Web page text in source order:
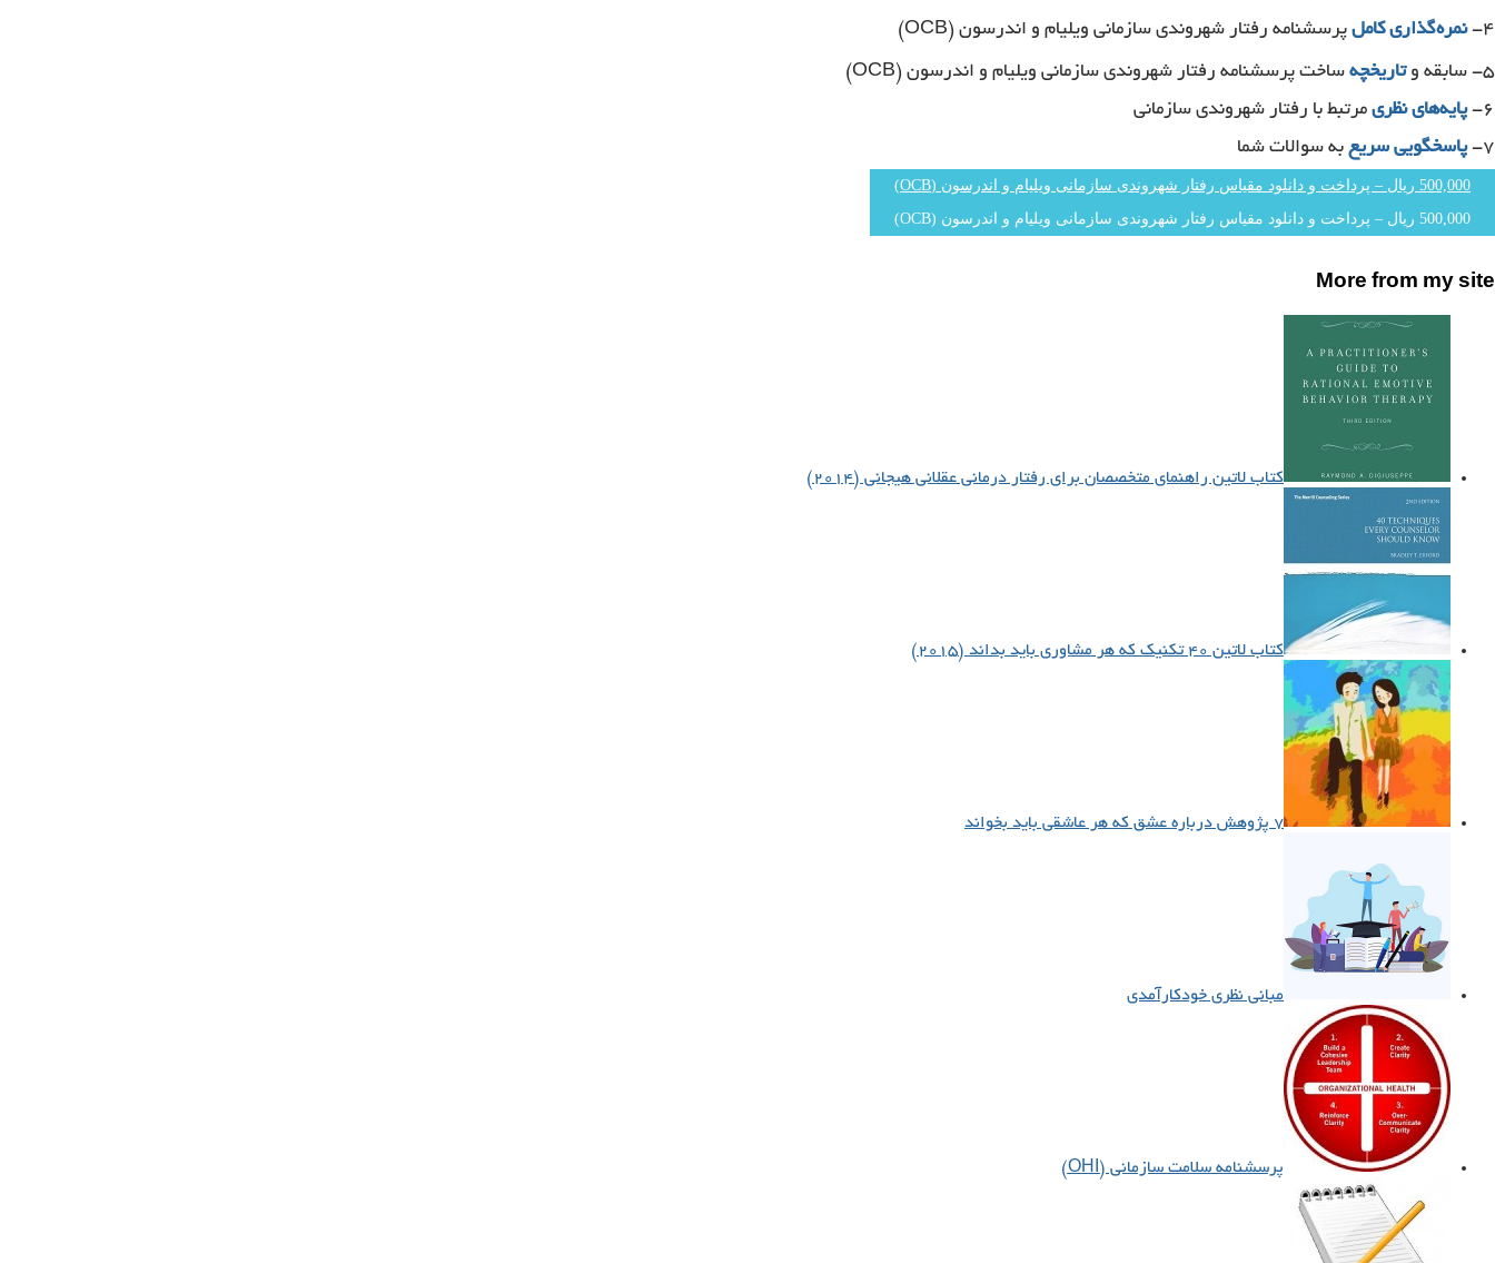
۴- نمره‌گذاری کامل پرسشنامه رفتار شهروندی سازمانی ویلیام و اندرسون (OCB)
۵- سابقه و تاریخچه ساخت پرسشنامه رفتار شهروندی سازمانی ویلیام و اندرسون (OCB)
۶-
پایه‌های نظری مرتبط با رفتار شهروندی سازمانی
۷-
پاسخگویی سریع به سوالات شما
500,000 ریال – پرداخت و دانلود مقیاس رفتار شهروندی سازمانی ویلیام و اندرسون (OCB)
More from my site
کتاب لاتین راهنمای متخصصان برای رفتار درمانی عقلانی هیجانی (۲۰۱۴)
کتاب لاتین ۴۰ تکنیک که هر مشاوری باید بداند (۲۰۱۵)
۷ پژوهش درباره عشق که هر عاشقی باید بخواند
مبانی نظری خودکارآمدی
پرسشنامه سلامت سازمانی (OHI)